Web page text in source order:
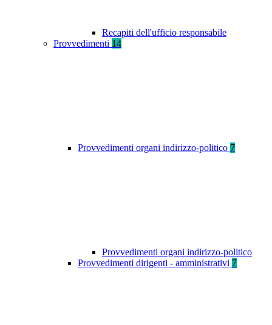
Recapiti dell'ufficio responsabile
Provvedimenti 14
Provvedimenti organi indirizzo-politico 7
Provvedimenti organi indirizzo-politico
Provvedimenti dirigenti - amministrativi 7